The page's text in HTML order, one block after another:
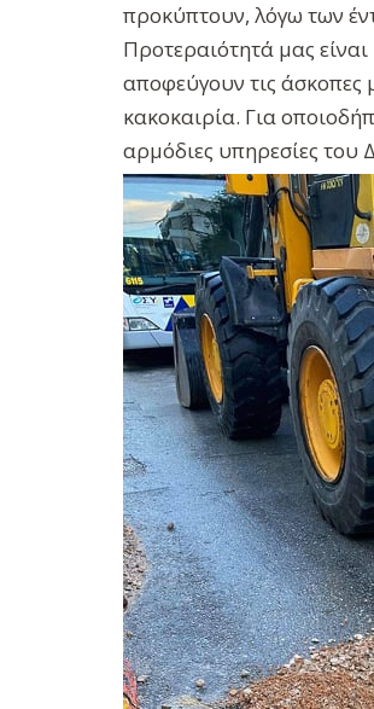
προκύπτουν, λόγω των
Προτεραιότητά μας
αποφεύγουν τις άσκοπες
κακοκαιρία. Για
αρμόδιες υπηρεσίες του